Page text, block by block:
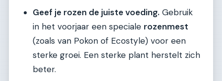
Geef je rozen de juiste voeding. Gebruik
in het voorjaar een speciale rozenmest
(zoals van Pokon of Ecostyle) voor een
sterke groei. Een sterke plant herstelt zich
beter.